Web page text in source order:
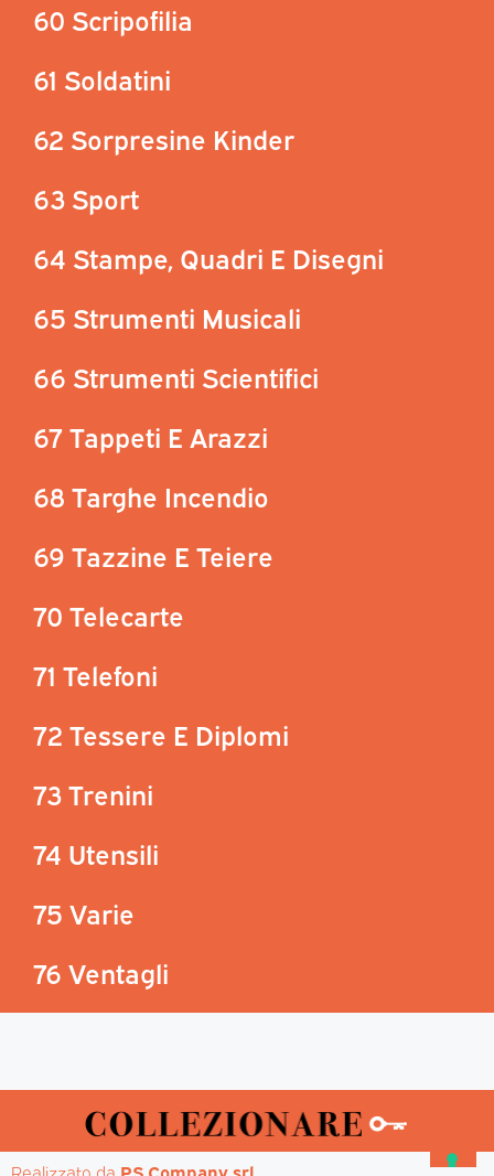
60 Scripofilia
61 Soldatini
62 Sorpresine Kinder
63 Sport
64 Stampe, Quadri E Disegni
65 Strumenti Musicali
66 Strumenti Scientifici
67 Tappeti E Arazzi
68 Targhe Incendio
69 Tazzine E Teiere
70 Telecarte
71 Telefoni
72 Tessere E Diplomi
73 Trenini
74 Utensili
75 Varie
76 Ventagli